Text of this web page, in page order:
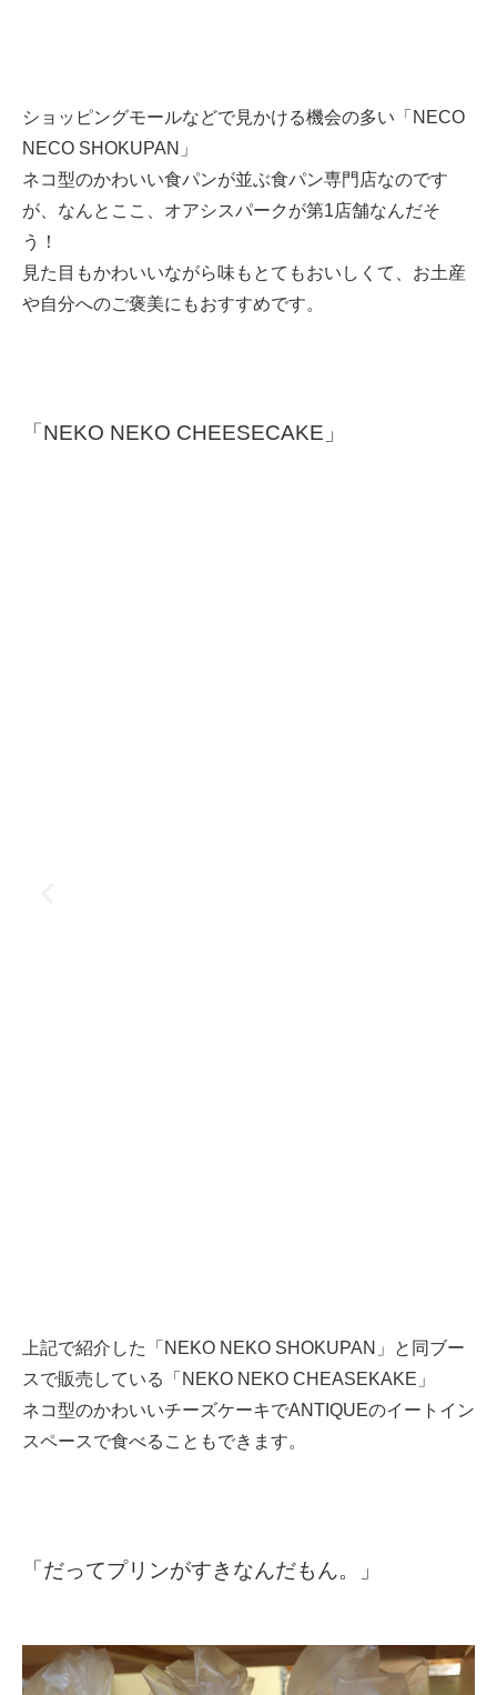
ショッピングモールなどで見かける機会の多い「NECO
NECO SHOKUPAN」
ネコ型のかわいい食パンが並ぶ食パン専門店なのです
が、なんとここ、オアシスパークが第1店舗なんだそ
う！
見た目もかわいいながら味もとてもおいしくて、お土産
や自分へのご褒美にもおすすめです。
「NEKO NEKO CHEESECAKE」
上記で紹介した「NEKO NEKO SHOKUPAN」と同ブー
スで販売している「NEKO NEKO CHEASEKAKE」
ネコ型のかわいいチーズケーキでANTIQUEのイートイン
スペースで食べることもできます。
「だってプリンがすきなんだもん。」